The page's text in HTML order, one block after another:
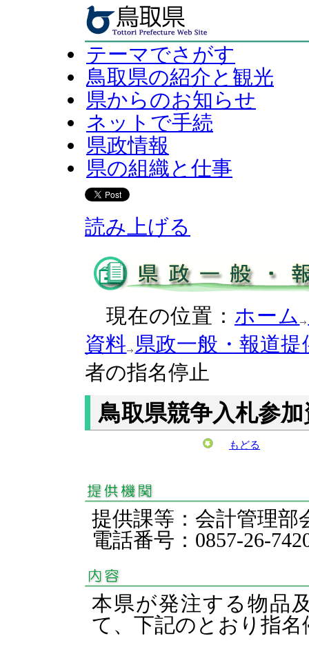
テーマでさがす
鳥取県の紹介と観光
県からのお知らせ
ネットで手続
県政情報
県の組織と仕事
読み上げる
現在の位置： ホーム
資料 県政一般・報道提
者の指名停止
鳥取県競争入札参
もどる
提供課等：会計管
電話番号：0857-26-
本県が発注する物品
て、下記のとおり指